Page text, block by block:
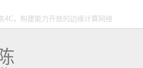
4C，构建能力开放的边缘计算网络